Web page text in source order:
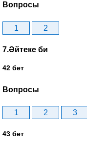
Вопросы
1 2
7.Әйтеке би
42 бет
Вопросы
1 2 3
43 бет